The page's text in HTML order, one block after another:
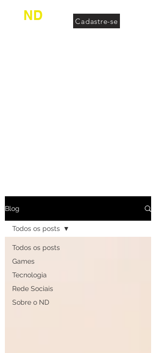
ND Cadastre-se
Blog
Todos os posts
Games
Tecnologia
Rede Sociais
Sobre o ND
Todos os posts